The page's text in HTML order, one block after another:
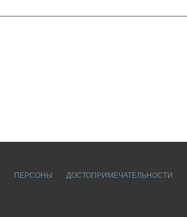
ПЕРСОНЫ ДОСТОПРИМЕЧАТЕЛЬНОСТИ